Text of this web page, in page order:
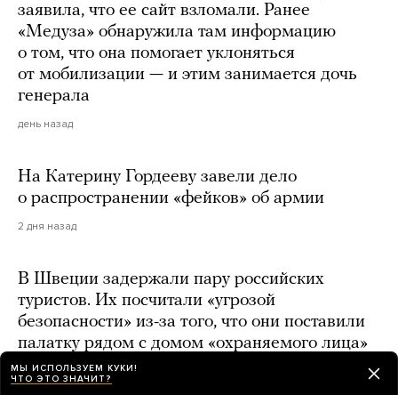
заявила, что ее сайт взломали. Ранее
«Медуза» обнаружила там информацию
о том, что она помогает уклоняться
от мобилизации — и этим занимается дочь
генерала
день назад
На Катерину Гордееву завели дело
о распространении «фейков» об армии
2 дня назад
В Швеции задержали пару российских
туристов. Их посчитали «угрозой
безопасности» из-за того, что они поставили
палатку рядом с домом «охраняемого лица»
2 дня назад
МЫ ИСПОЛЬЗУЕМ КУКИ!
ЧТО ЭТО ЗНАЧИТ?